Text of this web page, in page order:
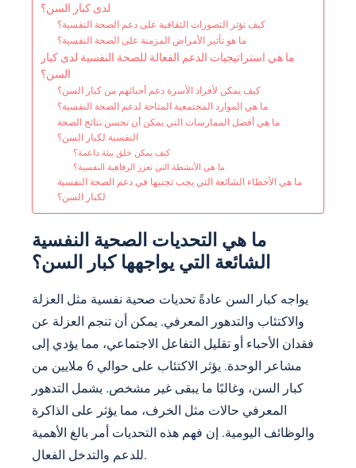
لدى كبار السن؟
كيف تؤثر التصورات الثقافية على دعم الصحة النفسية؟
ما هو تأثير الأمراض المزمنة على الصحة النفسية؟
ما هي استراتيجيات الدعم الفعالة للصحة النفسية لدى كبار
السن؟
كيف يمكن لأفراد الأسرة دعم أحبائهم من كبار السن؟
ما هي الموارد المجتمعية المتاحة لدعم الصحة النفسية؟
ما هي أفضل الممارسات التي يمكن أن تحسن نتائج الصحة
النفسية لكبار السن؟
كيف يمكن خلق بيئة داعمة؟
ما هي الأنشطة التي تعزز الرفاهية النفسية؟
ما هي الأخطاء الشائعة التي يجب تجنبها في دعم الصحة النفسية
لكبار السن؟
ما هي التحديات الصحية النفسية
الشائعة التي يواجهها كبار السن؟
يواجه كبار السن عادةً تحديات صحية نفسية مثل العزلة
والاكتئاب والتدهور المعرفي. يمكن أن تنجم العزلة عن
فقدان الأحباء أو تقليل التفاعل الاجتماعي، مما يؤدي إلى
مشاعر الوحدة. يؤثر الاكتئاب على حوالي 6 ملايين من
كبار السن، وغالبًا ما يبقى غير مشخص. يشمل التدهور
المعرفي حالات مثل الخرف، مما يؤثر على الذاكرة
والوظائف اليومية. إن فهم هذه التحديات أمر بالغ الأهمية
للدعم والتدخل الفعال.